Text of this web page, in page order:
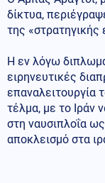
δίκτυα,
της
Η εν λόγω
ειρηνευτικές
επαναλειτουργία
τέλμα, με το Ιράν
στη ναυσιπλοΐα
αποκλεισμό στα